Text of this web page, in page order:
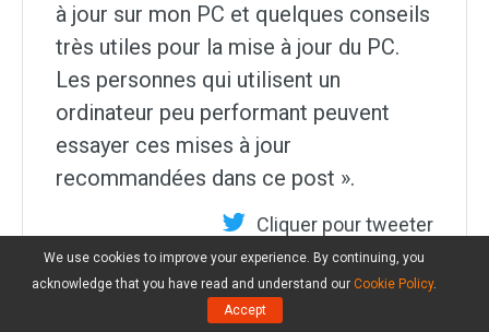
à jour sur mon PC et quelques conseils
très utiles pour la mise à jour du PC.
Les personnes qui utilisent un
ordinateur peu performant peuvent
essayer ces mises à jour
recommandées dans ce post ».
Cliquer pour tweeter
We use cookies to improve your experience. By continuing, you
acknowledge that you have read and understand our Cookie Policy.
Accept